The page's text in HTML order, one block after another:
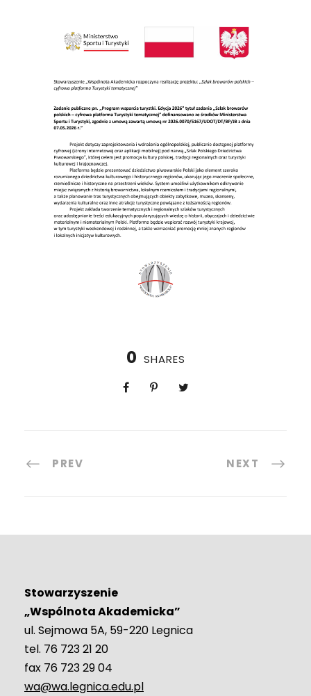
0 SHARES
PREV NEXT
Stowarzyszenie
„Wspólnota Akademicka”
ul. Sejmowa 5A, 59-220 Legnica
tel. 76 723 21 20
fax 76 723 29 04
wa@wa.legnica.edu.pl